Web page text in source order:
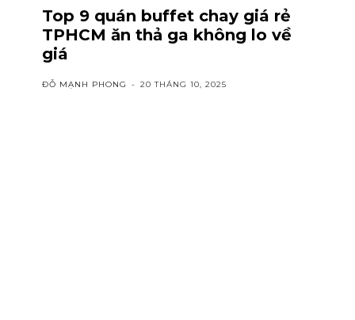
Top 9 quán buffet chay giá rẻ
TPHCM ăn thả ga không lo về
giá
ĐỖ MẠNH PHONG - 20 THÁNG 10, 2025